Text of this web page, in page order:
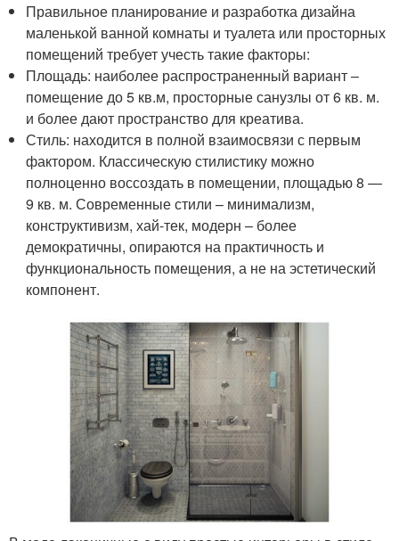
Правильное планирование и разработка дизайна
маленькой ванной комнаты и туалета или просторных
помещений требует учесть такие факторы:
Площадь: наиболее распространенный вариант –
помещение до 5 кв.м, просторные санузлы от 6 кв. м.
и более дают пространство для креатива.
Стиль: находится в полной взаимосвязи с первым
фактором. Классическую стилистику можно
полноценно воссоздать в помещении, площадью 8 —
9 кв. м. Современные стили – минимализм,
конструктивизм, хай-тек, модерн – более
демократичны, опираются на практичность и
функциональность помещения, а не на эстетический
компонент.